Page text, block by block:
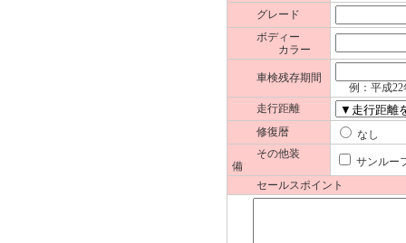
グレード
ボディー
カラー
車検残存期間
例：平成
走行距離
修復暦
な
その他装
備
サンル
セールスポイント